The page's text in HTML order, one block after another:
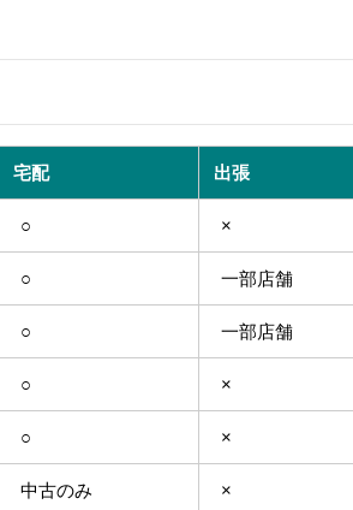
宅配 出張
○ ×
○ 一部店舗
○ 一部店舗
○ ×
○ ×
中古のみ ×